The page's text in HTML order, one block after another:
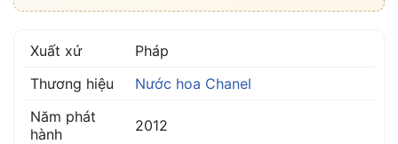
Xuất xứ
Pháp
Thương hiệu
Nước hoa Chanel
Năm phát
hành
2012